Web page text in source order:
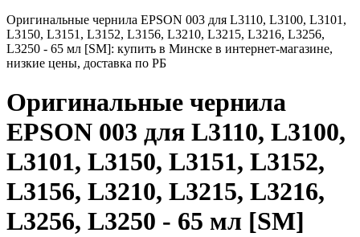
Оригинальные чернила EPSON 003 для L3110, L3100, L3101,
L3150, L3151, L3152, L3156, L3210, L3215, L3216, L3256,
L3250 - 65 мл [SM]: купить в Минске в интернет-магазине,
низкие цены, доставка по РБ
Оригинальные чернила
EPSON 003 для L3110, L3100,
L3101, L3150, L3151, L3152,
L3156, L3210, L3215, L3216,
L3256, L3250 - 65 мл [SM]